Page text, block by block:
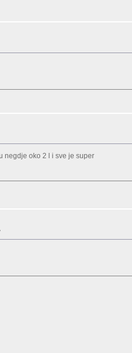
negdje oko 2 l i sve je super